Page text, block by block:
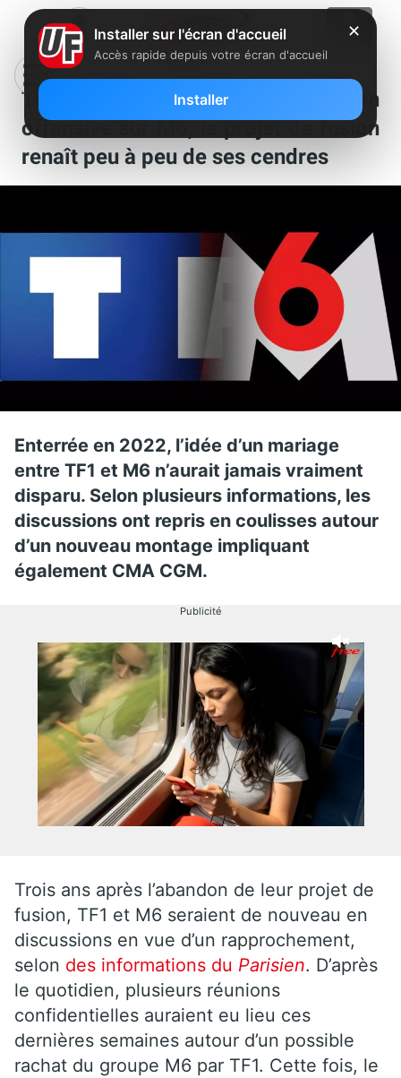
TF1 relance discrètement son
offensive sur M6, le projet de fusion
renaît peu à peu de ses cendres
Enterrée en 2022, l’idée d’un mariage
entre TF1 et M6 n’aurait jamais vraiment
disparu. Selon plusieurs informations, les
discussions ont repris en coulisses autour
d’un nouveau montage impliquant
également CMA CGM.
Publicité
Trois ans après l’abandon de leur projet de
fusion, TF1 et M6 seraient de nouveau en
discussions en vue d’un rapprochement,
selon des informations du Parisien. D’après
le quotidien, plusieurs réunions
confidentielles auraient eu lieu ces
dernières semaines autour d’un possible
rachat du groupe M6 par TF1. Cette fois, le
✕
Installer sur l'écran d'accueil
Accès rapide depuis votre écran d'accueil
Installer